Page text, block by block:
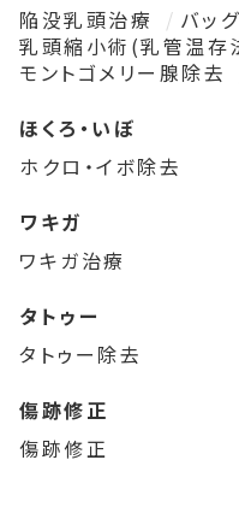
陥没乳頭治療
バッ
乳頭縮小術(乳管温存
モントゴメリー腺除去
ほくろ・いぼ
ホクロ・イボ除去
ワキガ
ワキガ治療
タトゥー
タトゥー除去
傷跡修正
傷跡修正